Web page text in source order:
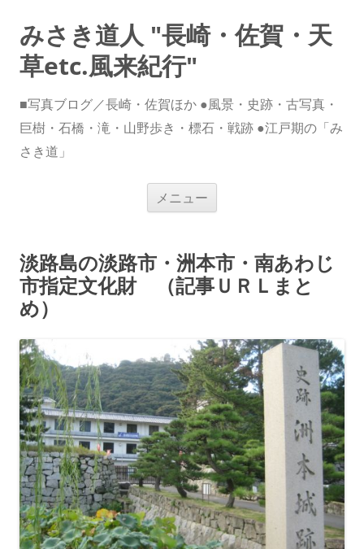
みさき道人 "長崎・佐賀・天
草etc.風来紀行"
■写真ブログ／長崎・佐賀ほか ●風景・史跡・古写真・
巨樹・石橋・滝・山野歩き・標石・戦跡 ●江戸期の「み
さき道」
メニュー
ス
キ
ッ
プ
淡路島の淡路市・洲本市・南あわじ
市指定文化財 （記事ＵＲＬまと
め）